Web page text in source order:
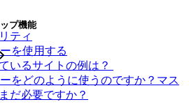
プ機能
ティ
を使用する
いるサイトの例は？
をどのように使うのですか？マス
だ必要ですか？